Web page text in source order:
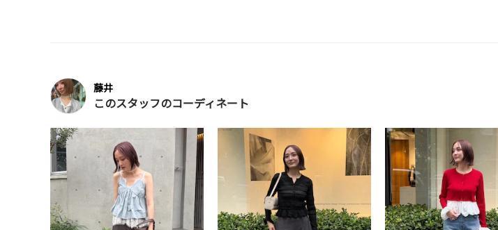
藤井
このスタッフのコーディネート